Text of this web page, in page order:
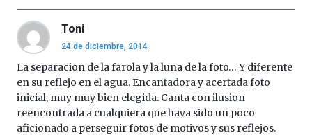
Toni
24 de diciembre, 2014
La separacion de la farola y la luna de la foto… Y diferente
en su reflejo en el agua. Encantadora y acertada foto
inicial, muy muy bien elegida. Canta con ilusion
reencontrada a cualquiera que haya sido un poco
aficionado a perseguir fotos de motivos y sus reflejos.